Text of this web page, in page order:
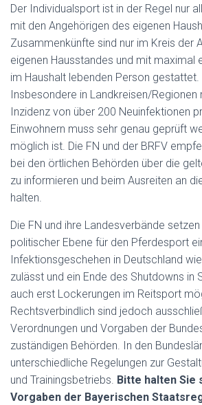
Der Individualsport ist in der Regel nur
mit den Angehörigen des eigenen
Zusammenkünfte sind nur im Kreis der
eigenen Hausstandes und mit maximal
im Haushalt lebenden Person gestattet.
Insbesondere in Landkreisen/Regionen
Inzidenz von über 200 Neuinfektionen
Einwohnern muss sehr genau geprüft
möglich ist. Die FN und der BRFV
bei den örtlichen Behörden über die
zu informieren und beim Ausreiten an
halten.
Die FN und ihre Landesverbände
politischer Ebene für den Pferdesport
Infektionsgeschehen in Deutschland
zulässt und ein Ende des Shutdowns in
auch erst Lockerungen im Reitsport
Rechtsverbindlich sind jedoch
Verordnungen und Vorgaben der
zuständigen Behörden. In den
unterschiedliche Regelungen zur
und Trainingsbetriebs. Bitte halten Sie
Vorgaben der Bayerischen